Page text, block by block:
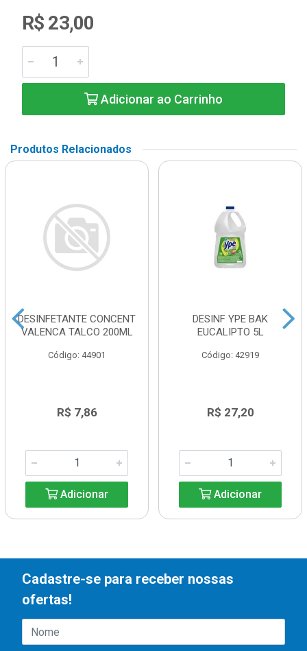
R$ 23,00
Adicionar ao Carrinho
Produtos Relacionados
DESINFETANTE CONCENT
VALENCA TALCO 200ML
Código: 44901
R$ 7,86
Adicionar
DESINF YPE BAK
EUCALIPTO 5L
Código: 42919
R$ 27,20
Adicionar
Cadastre-se para receber nossas
ofertas!